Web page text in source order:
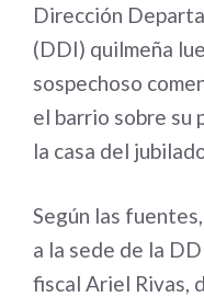
Dirección
(DDI) quilmeña
sospechoso
el barrio sobre su
la casa del
Según las
a la sede de la
fiscal Ariel Rivas,